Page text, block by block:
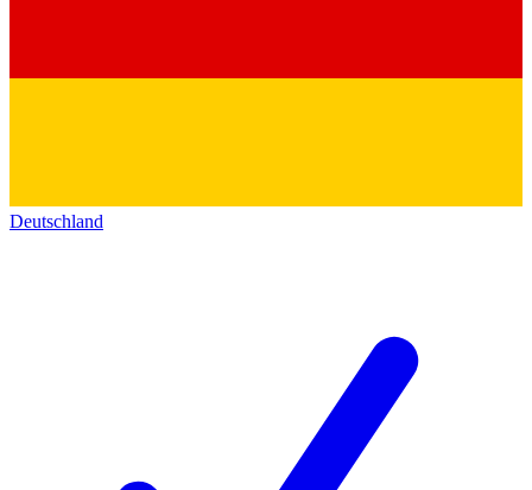
Deutschland